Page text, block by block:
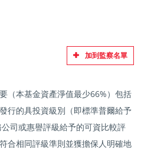
加到監察名單
（本基金資產淨值最少66%）包括
行的具投資級別（即標準普爾給予
司或惠譽評級給予的可資比較評
合相同評級準則並獲擔保人明確地